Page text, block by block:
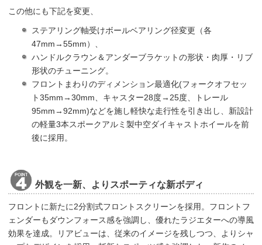
この他にも下記を変更、
ステアリング軸受けボールベアリング径変更（各
47mm→55mm）、
ハンドルクラウン＆アンダーブラケットの形状・肉厚・リブ
形状のチューニング。
フロントまわりのディメンション最適化(フォークオフセッ
ト35mm→30mm、キャスター28度→25度、トレール
95mm→92mm)などを施し軽快な走行性を引き出し、新設計
の軽量3本スポークアルミ製中空ダイキャストホイールを前
後に採用。
外観を一新、よりスポーティな新ボディ
フロントに新たに2分割式フロントスクリーンを採用。フロントフ
ェンダーもダウンフォース感を強調し、優れたラジエターへの導風
効果を達成。リアビューは、従来のイメージを残しつつ、よりシャ